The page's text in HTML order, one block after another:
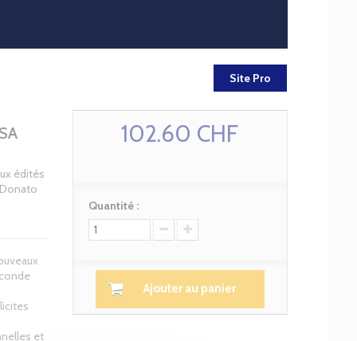
Site Pro
édités
et
102.60 CHF
Quantité :
Ajouter au panier